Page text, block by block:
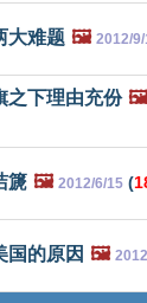
大难题 🖼️ 2012/9/
之下理由充份 🖼️
篪 🖼️ 2012/6/15 (
国的原因 🖼️